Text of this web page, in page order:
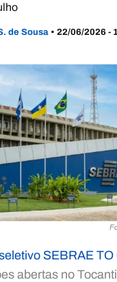
de Sousa • 22/06/2026 -
SEBRAE
abertas no